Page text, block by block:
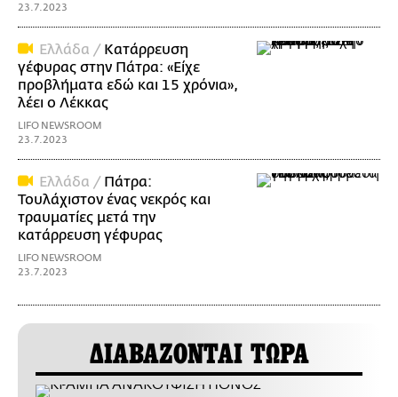
23.7.2023
Ελλάδα / Κατάρρευση
γέφυρας στην Πάτρα: «Είχε
προβλήματα εδώ και 15 χρόνια»,
λέει ο Λέκκας
LIFO NEWSROOM
23.7.2023
Ελλάδα / Πάτρα:
Τουλάχιστον ένας νεκρός και
τραυματίες μετά την
κατάρρευση γέφυρας
LIFO NEWSROOM
23.7.2023
ΔΙΑΒΑΖΟΝΤΑΙ ΤΩΡΑ